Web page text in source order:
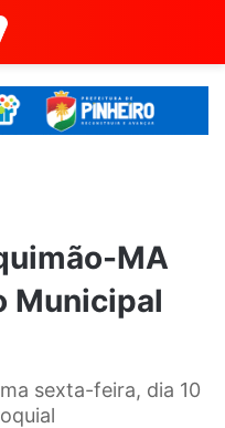
MA
Municipal
sexta-feira, dia 10